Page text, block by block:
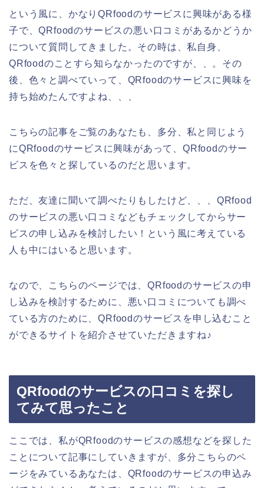
という風に、かなりQRfoodのサービスに興味がある様
子で、QRfoodのサービスの悪い口コミがあるかどうか
について質問してきました。その時は、私自身、
QRfoodのことすら知らなかったのですが、、。その
後、色々と調べていって、QRfoodのサービスに興味を
持ち始めたんですよね、、、
こちらの記事をご覧のあなたも、多分、私と同じよう
にQRfoodのサービスに興味があって、QRfoodのサー
ビスを色々と探しているのだと思います。
ただ、友達に聞いて調べたりもしたけど、、、QRfood
のサービスの悪い口コミなどもチェックしてからサー
ビスの申し込みを検討したい！という風に考えている
人も中にはいると思います。
なので、こちらのページでは、QRfoodのサービスの申
し込みを検討するために、悪い口コミについても調べ
ている方のために、QRfoodのサービスを申し込むこと
ができるサイトを紹介させていただきますね♪
QRfoodのサービスの口コミを探し
てみて思ったこと
ここでは、私がQRfoodのサービスの感想などを探した
ことについて記事にしていきますが、多分こちらのペ
ージをみているあなたは、QRfoodのサービスの申込み